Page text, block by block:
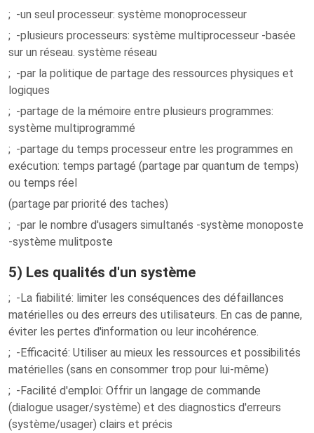
; -un seul processeur: système monoprocesseur
; -plusieurs processeurs: système multiprocesseur -basée
sur un réseau. système réseau
; -par la politique de partage des ressources physiques et
logiques
; -partage de la mémoire entre plusieurs programmes:
système multiprogrammé
; -partage du temps processeur entre les programmes en
exécution: temps partagé (partage par quantum de temps)
ou temps réel
(partage par priorité des taches)
; -par le nombre d'usagers simultanés -système monoposte
-système mulitposte
5) Les qualités d'un système
; -La fiabilité: limiter les conséquences des défaillances
matérielles ou des erreurs des utilisateurs. En cas de panne,
éviter les pertes d'information ou leur incohérence.
; -Efficacité: Utiliser au mieux les ressources et possibilités
matérielles (sans en consommer trop pour lui-même)
; -Facilité d'emploi: Offrir un langage de commande
(dialogue usager/système) et des diagnostics d'erreurs
(système/usager) clairs et précis